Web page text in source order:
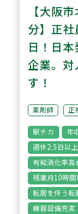
するこ
りご
うこと
歩5分
徒歩10
移動す
れずに
【大阪
分】正
日！日
企業。対
す！
薬剤師 正
駅チカ
年
週休2.5日以上
有給消化率高
残業月10時間
転居を伴う転
機器設備充実